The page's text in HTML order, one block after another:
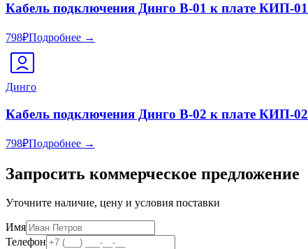
Кабель подключения Динго В-01 к плате КИП-01
798₽Подробнее →
Динго
Кабель подключения Динго В-02 к плате КИП-02
798₽Подробнее →
Запросить коммерческое предложение
Уточните наличие, цену и условия поставки
Имя
Телефон